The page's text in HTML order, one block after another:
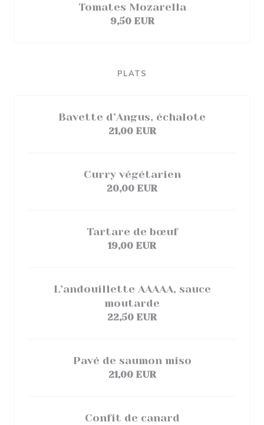
Tomates Mozarella
9,50 EUR
PLATS
Bavette d’Angus, échalote
21,00 EUR
Curry végétarien
20,00 EUR
Tartare de bœuf
19,00 EUR
L’andouillette AAAAA, sauce
moutarde
22,50 EUR
Pavé de saumon miso
21,00 EUR
Confit de canard